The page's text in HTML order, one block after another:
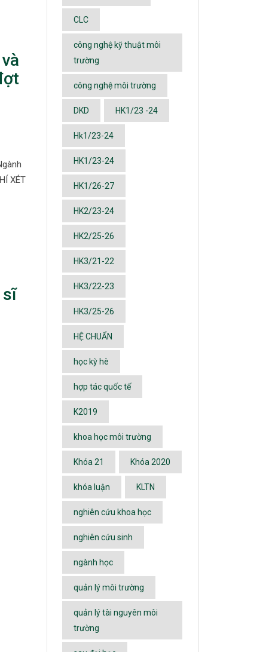
XÉT
sĩ
CLC
công nghệ kỹ thuật môi
trường
công nghệ môi trường
DKD HK1/23 -24
Hk1/23-24
HK1/23-24
HK1/26-27
HK2/23-24
HK2/25-26
HK3/21-22
HK3/22-23
HK3/25-26
HỆ CHUẨN
học kỳ hè
hợp tác quốc tế
K2019
khoa học môi trường
Khóa 21 Khóa 2020
khóa luận KLTN
nghiên cứu khoa học
nghiên cứu sinh
ngành học
quản lý môi trường
quản lý tài nguyên môi
trường